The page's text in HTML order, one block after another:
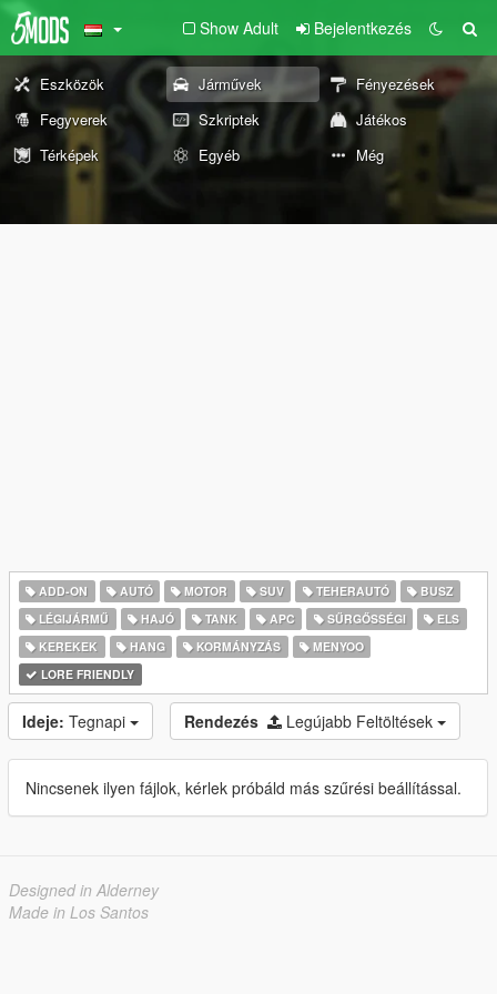
Show Adult Bejelentkezés
Eszközök Járművek
Fényezések
Fegyverek
Szkriptek
Játékos
Térképek
Egyéb Még
ADD-ON AUTÓ MOTOR SUV TEHERAUTÓ
BUSZ
LÉGIJÁRMŰ
HAJÓ TANK APC SŰRGŐSSÉGI
ELS
KEREKEK
HANG KORMÁNYZÁS
MENYOO
LORE FRIENDLY
Ideje: Tegnapi Rendezés Legújabb Feltöltések
Nincsenek ilyen fájlok, kérlek próbáld más szűrési beállítással.
Designed in Alderney
Made in Los Santos